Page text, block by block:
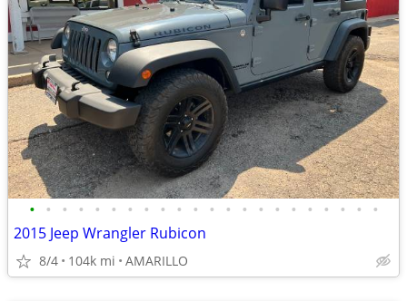
• • • • • • • • • • • • • • • • • • • • • •
2015 Jeep Wrangler Rubicon
8/4 104k mi AMARILLO